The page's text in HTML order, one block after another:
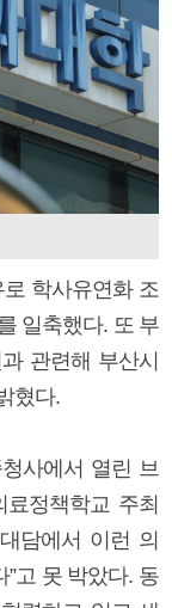
학사유연화 조
일축했다. 또 부
관련해 부산시
혔다.
사에서 열린 브
정책학교 주최
담에서 이런 의
고 못 박았다. 동